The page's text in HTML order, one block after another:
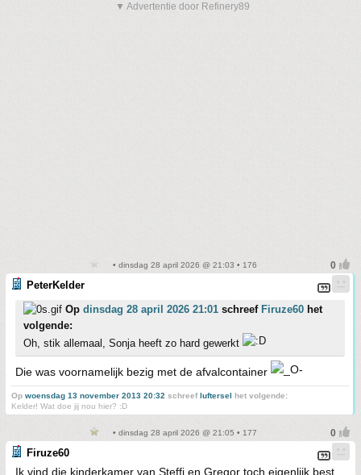
▼ Advertentie door Refinery89
• dinsdag 28 april 2026 @ 21:03 • 176
PeterKelder
Op dinsdag 28 april 2026 21:01 schreef Firuze60 het
volgende:
Oh, stik allemaal, Sonja heeft zo hard gewerkt
Die was voornamelijk bezig met de afvalcontainer
Op woensdag 13 november 2013 20:32 schreefluftersel het volgende:
Kelder! Wat doe jij nou hier? :D
• dinsdag 28 april 2026 @ 21:05 • 177
Firuze60
Ik vind die kinderkamer van Steffi en Gregor toch eigenlijk best